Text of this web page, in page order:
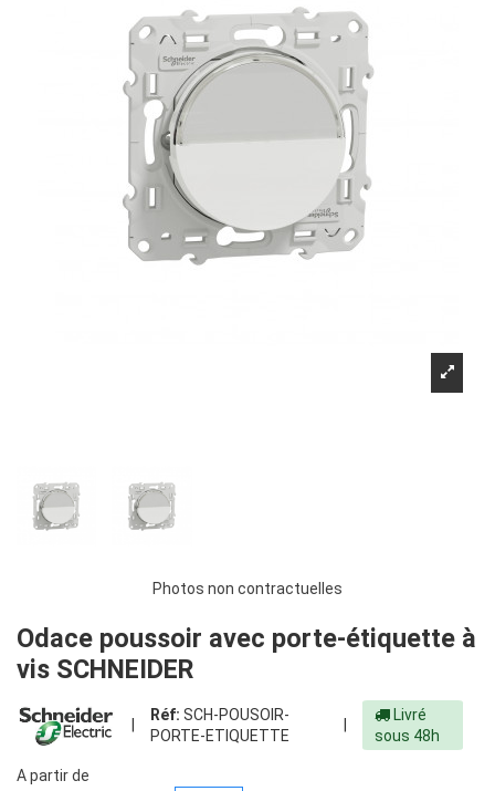
Photos non contractuelles
Odace poussoir avec porte-étiquette à
vis SCHNEIDER
Réf: SCH-POUSOIR-
PORTE-ETIQUETTE
Livré
sous 48h
A partir de